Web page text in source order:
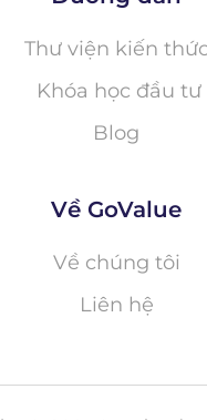
Thư viện kiến thức
Khóa học đầu tư
Blog
Về GoValue
Về chúng tôi
Liên hệ